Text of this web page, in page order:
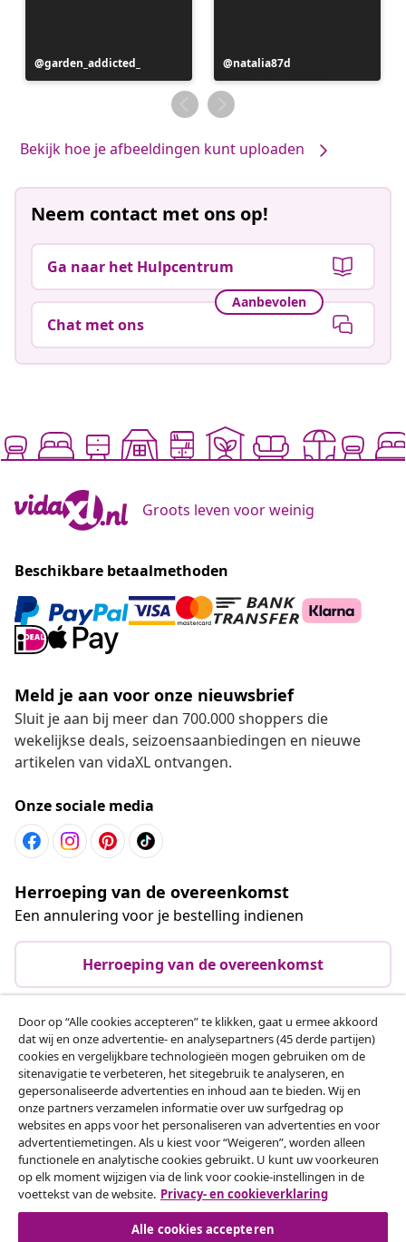
Bericht
gepubliceerd
garden_addicted_
Bericht
gepubliceerd
door
natalia87d
Bekijk hoe je afbeeldingen kunt uploaden
Neem contact met ons op!
Ga naar het Hulpcentrum
Aanbevolen
Chat met ons
Groots leven voor weinig
Beschikbare betaalmethoden
Meld je aan voor onze nieuwsbrief
Sluit je aan bij meer dan 700.000 shoppers die
wekelijkse deals, seizoensaanbiedingen en nieuwe
artikelen van vidaXL ontvangen.
Onze sociale media
Herroeping van de overeenkomst
Een annulering voor je bestelling indienen
Herroeping van de overeenkomst
Klantenservice
Zakelijk
vidaXL
Ontdek meer
Door op “Alle cookies accepteren” te klikken, gaat u ermee akkoord
dat wij en onze advertentie- en analysepartners (45 derde partijen)
cookies en vergelijkbare technologieën mogen gebruiken om de
sitenavigatie te verbeteren, het sitegebruik te analyseren, en
gepersonaliseerde advertenties en inhoud aan te bieden. Wij en
onze partners verzamelen informatie over uw surfgedrag op
websites en apps voor het personaliseren van advertenties en voor
advertentiemetingen. Als u kiest voor “Weigeren”, worden alleen
functionele en analytische cookies gebruikt. U kunt uw voorkeuren
op elk moment wijzigen via de link voor cookie-instellingen in de
voettekst van de website. Privacy- en cookieverklaring
Alle cookies accepteren